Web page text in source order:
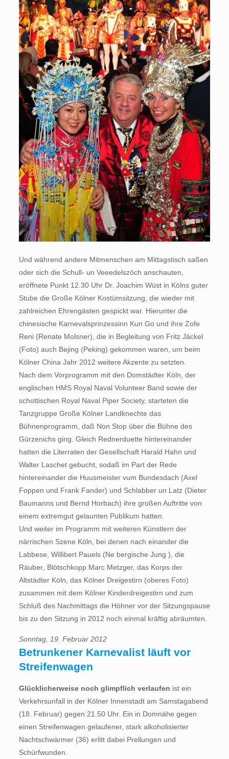
Und während andere Mitmenschen am Mittagstisch saßen
oder sich die Schull- un Veeedelszöch anschauten,
eröffnete Punkt 12.30 Uhr Dr. Joachim Wüst in Kölns guter
Stube die Große Kölner Kostümsitzung, die wieder mit
zahlreichen Ehrengästen gespickt war. Hierunter die
chinesische Karnevalsprinzessinn Kun Go und ihre Zofe
Reni (Renate Molsner), die in Begleitung von Fritz Jäckel
(Foto) auch Bejing (Peking) gekommen waren, um beim
Kölner China Jahr 2012 weitere Akzente zu setzten.
Nach dem Vorprogramm mit den Domstädter Köln, der
englischen HMS Royal Naval Volunteer Band sowie der
schottischen Royal Naval Piper Society, starteten die
Tanzgruppe Große Kölner Landknechte das
Bühnenprogramm, daß Non Stop über die Bühne des
Gürzenichs ging. Gleich Rednerduette hintereinander
hatten die Literraten der Gesellschaft Harald Hahn und
Walter Laschet gebucht, sodaß im Part der Rede
hintereinander die Huusmeister vum Bundesdach (Axel
Foppen und Frank Fander) und Schlabber un Latz (Dieter
Baumanns und Bernd Horbach) ihre großen Auftritte von
einem extremgut gelaunten Publikum hatten.
Und weiter im Programm mit weiteren Künstlern der
närrischen Szene Köln, bei denen nach einander die
Labbese, Willibert Pauels (Ne bergische Jung ), die
Räuber, Blötschkopp Marc Metzger, das Korps der
Altstädter Köln, das Kölner Dreigestirn (oberes Foto)
zusammen mit dem Kölner Kinderdreigestirn und zum
Schluß des Nachmittags die Höhner vor der Sitzungspause
bis zu den Sitzung in 2012 noch einmal kräftig abräumten.
Sonntag, 19. Februar 2012
Betrunkener Karnevalist läuft vor
Streifenwagen
Glücklicherweise noch glimpflich verlaufen ist ein
Verkehrsunfall in der Kölner Innenstadt am Samstagabend
(18. Februar) gegen 21.50 Uhr. Ein in Domnähe gegen
einen Streifenwagen gelaufener, stark alkoholisierter
Nachtschwärmer (36) erlitt dabei Prellungen und
Schürfwunden.